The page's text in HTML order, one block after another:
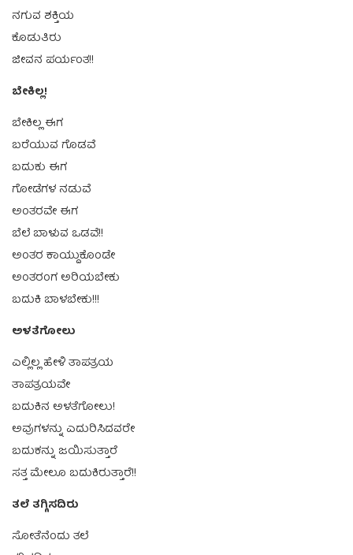
ನಗುವ ಶಕ್ತಿಯ
ಕೊಡುತಿರು
ಜೀವನ ಪರ್ಯಂತ!!
ಬೇಕಿಲ್ಲ!
ಬೇಕಿಲ್ಲ ಈಗ
ಬರೆಯುವ ಗೊಡವೆ
ಬದುಕು ಈಗ
ಗೋಡೆಗಳ ನಡುವೆ
ಅಂತರವೇ ಈಗ
ಬೆಲೆ ಬಾಳುವ ಒಡವೆ!!
ಅಂತರ ಕಾಯ್ದುಕೊಂಡೇ
ಅಂತರಂಗ ಅರಿಯಬೇಕು
ಬದುಕಿ ಬಾಳಬೇಕು!!!
ಅಳತೆಗೋಲು
ಎಲ್ಲಿಲ್ಲ ಹೇಳಿ ತಾಪತ್ರಯ
ತಾಪತ್ರಯವೇ
ಬದುಕಿನ ಅಳತೆಗೋಲು!
ಅವುಗಳನ್ನು ಎದುರಿಸಿದವರೇ
ಬದುಕನ್ನು ಜಯಿಸುತ್ತಾರೆ
ಸತ್ತ ಮೇಲೂ ಬದುಕಿರುತ್ತಾರೆ!!
ತಲೆ ತಗ್ಗಿಸದಿರು
ಸೋತೆನೆಂದು ತಲೆ